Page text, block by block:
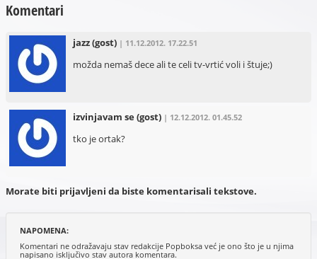
Komentari
jazz(gost) | 11.12.2012. 17.22.51
možda nemaš dece ali te celi tv-vrtić voli i štuje;)
izvinjavam se(gost) | 12.12.2012. 01.45.52
tko je ortak?
Morate biti prijavljeni da biste komentarisali tekstove.
NAPOMENA:
Komentari ne odražavaju stav redakcije Popboksa već je ono što je u njima
napisano isključivo stav autora komentara.